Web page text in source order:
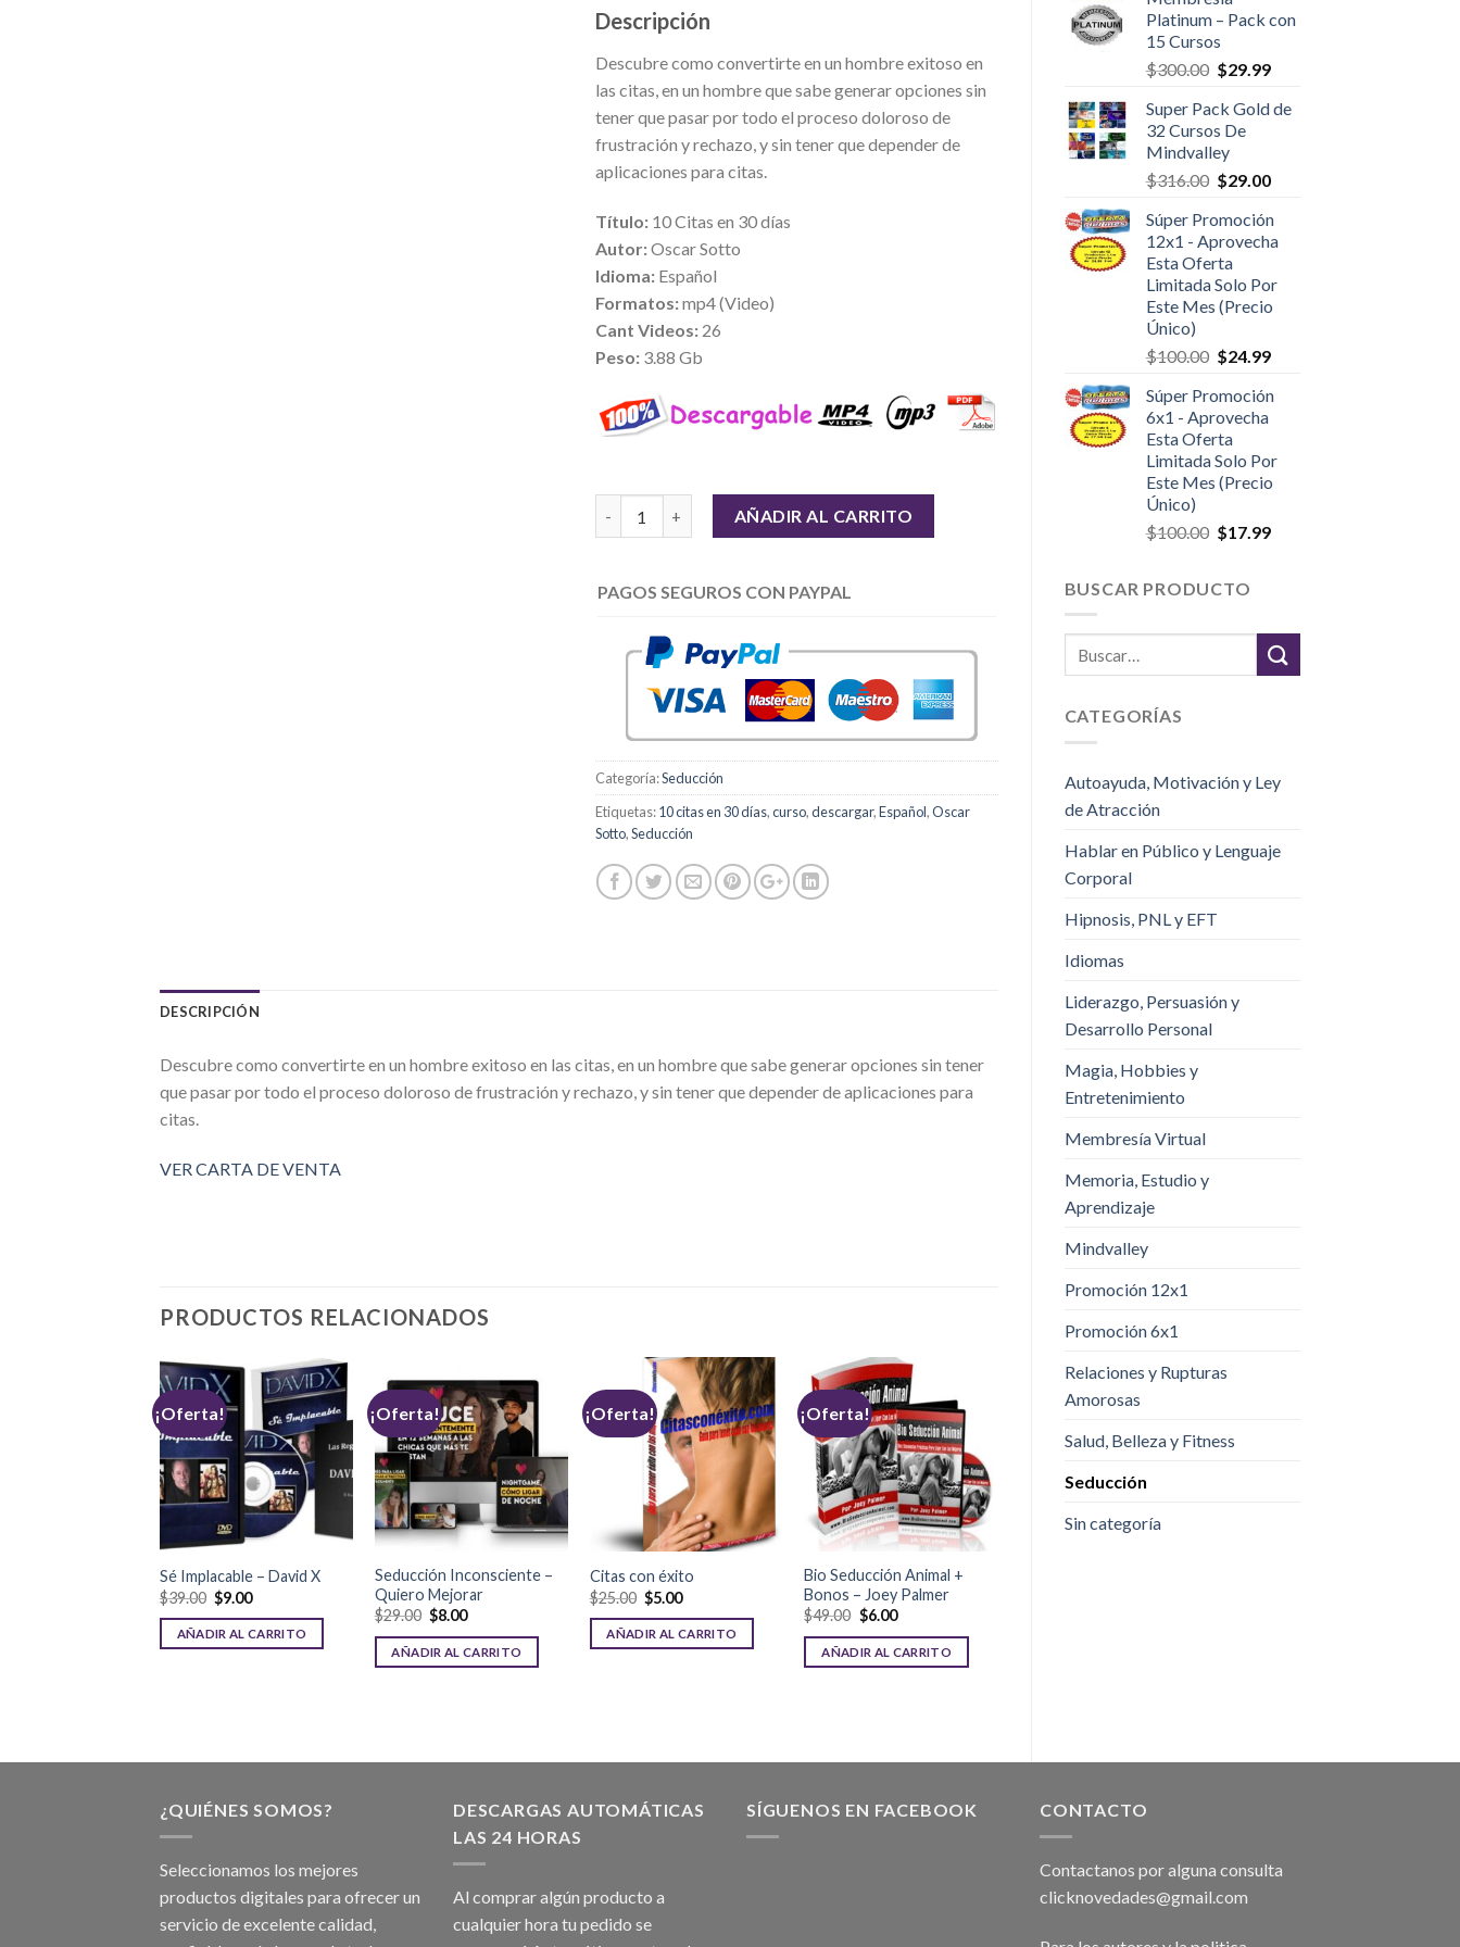
Platinum – Pack con
15 Cursos
$300.00 $29.99
Super Pack Gold de
32 Cursos De
Mindvalley
$316.00 $29.00
Súper Promoción
12x1 - Aprovecha
Esta Oferta
Limitada Solo Por
Este Mes (Precio
Único)
$100.00 $24.99
Súper Promoción
6x1 - Aprovecha
Esta Oferta
Limitada Solo Por
Este Mes (Precio
Único)
$100.00 $17.99
BUSCAR PRODUCTO
CATEGORÍAS
Autoayuda, Motivación y Ley
de Atracción
Hablar en Público y Lenguaje
Corporal
Hipnosis, PNL y EFT
Idiomas
Liderazgo, Persuasión y
Desarrollo Personal
Magia, Hobbies y
Entretenimiento
Membresía Virtual
Memoria, Estudio y
Aprendizaje
Mindvalley
Promoción 12x1
Promoción 6x1
Relaciones y Rupturas
Amorosas
Salud, Belleza y Fitness
Seducción
Sin categoría
Descripción
Descubre como convertirte en un hombre exitoso en
las citas, en un hombre que sabe generar opciones sin
tener que pasar por todo el proceso doloroso de
frustración y rechazo, y sin tener que depender de
aplicaciones para citas.
Título:10 Citas en 30 días
Autor:Oscar Sotto
Idioma:Español
Formatos:mp4 (Video)
Cant Videos:26
Peso:3.88 Gb
AÑADIR AL CARRITO
PAGOS SEGUROS CON PAYPAL
Categoría:Seducción
Etiquetas:10 citas en 30 días,curso,descargar,Español,Oscar
Sotto,Seducción
DESCRIPCIÓN
Descubre como convertirte en un hombre exitoso en las citas, en un hombre que sabe generar opciones sin tener
que pasar por todo el proceso doloroso de frustración y rechazo, y sin tener que depender de aplicaciones para
citas.
VER CARTA DE VENTA
PRODUCTOS RELACIONADOS
¡Oferta!
Sé Implacable – David X
$39.00 $9.00
AÑADIR AL CARRITO
¡Oferta!
Seducción Inconsciente –
Quiero Mejorar
$29.00 $8.00
AÑADIR AL CARRITO
¡Oferta!
Citas con éxito
$25.00 $5.00
AÑADIR AL CARRITO
¡Oferta!
Bio Seducción Animal +
Bonos – Joey Palmer
$49.00 $6.00
AÑADIR AL CARRITO
¿QUIÉNES SOMOS?
Seleccionamos los mejores
productos digitales para ofrecer un
servicio de excelente calidad,
DESCARGAS AUTOMÁTICAS
LAS 24 HORAS
Al comprar algún producto a
cualquier hora tu pedido se
SÍGUENOS EN FACEBOOK CONTACTO
Contactanos por alguna consulta
clicknovedades@gmail.com